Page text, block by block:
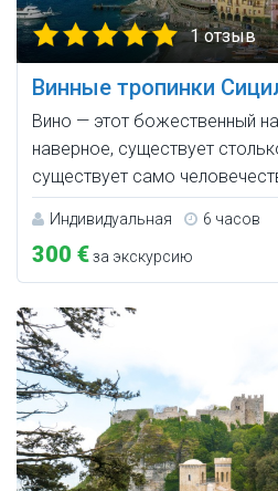
1 отзыв
Винные тропинки
Вино — этот божественный
наверное, существует
существует само
Индивидуальная 6 часов
300 €за экскурсию